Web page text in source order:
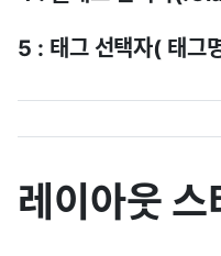
5 : 태그 선택자( 태그
레이아웃 스